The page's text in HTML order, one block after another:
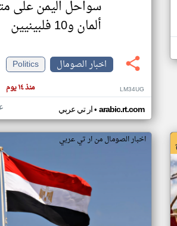
ألمان و10 فلبينيين
اخبار الصومال
Politics
منذ ١٤ يوم LM34UG
ار تي عربي• arabic.rt.com
اخبار الصومال من ار تي عربي